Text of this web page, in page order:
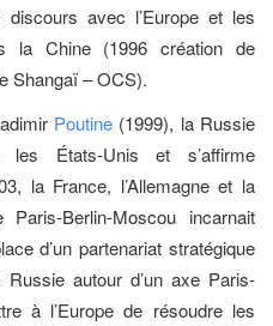
avec l’Europe et les
la Chine (1996 création de
Shangaï – OCS).
Poutine (1999), la Russie
les États-Unis et s’affirme
la France, l’Allemagne et la
Paris-Berlin-Moscou incarnait
d’un partenariat stratégique
autour d’un axe Paris-
à l’Europe de résoudre les